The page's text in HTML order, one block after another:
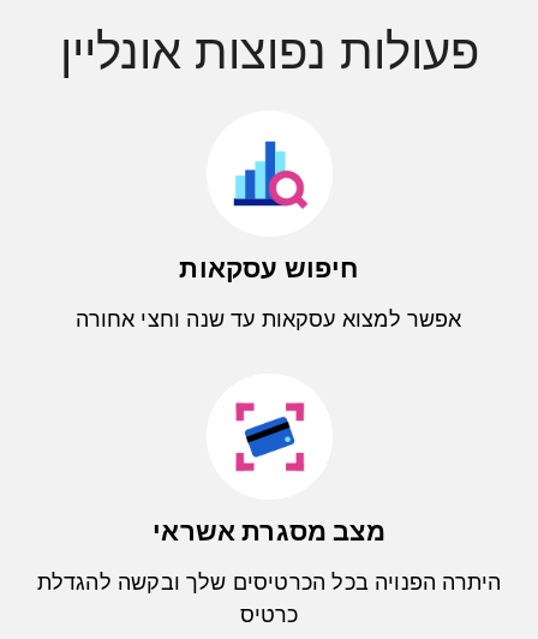
פעולות נפוצות אונליין
חיפוש עסקאות
אפשר למצוא עסקאות עד שנה וחצי אחורה
מצב מסגרת אשראי
היתרה הפנויה בכל הכרטיסים שלך ובקשה להגדלת
כרטיס